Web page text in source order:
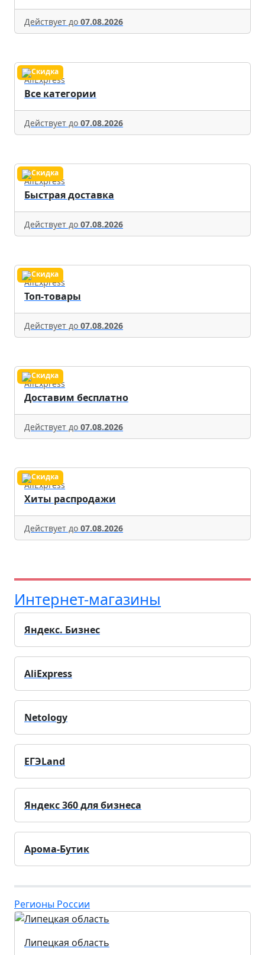
Действует до 07.08.2026
AliExpress
Все категории
Действует до 07.08.2026
AliExpress
Быстрая доставка
Действует до 07.08.2026
AliExpress
Топ-товары
Действует до 07.08.2026
AliExpress
Доставим бесплатно
Действует до 07.08.2026
AliExpress
Хиты распродажи
Действует до 07.08.2026
Интернет-магазины
Яндекс. Бизнес
AliExpress
Netology
ЕГЭLand
Яндекс 360 для бизнеса
Арома-Бутик
Регионы России
Липецкая область